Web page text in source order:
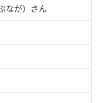
なが）さん